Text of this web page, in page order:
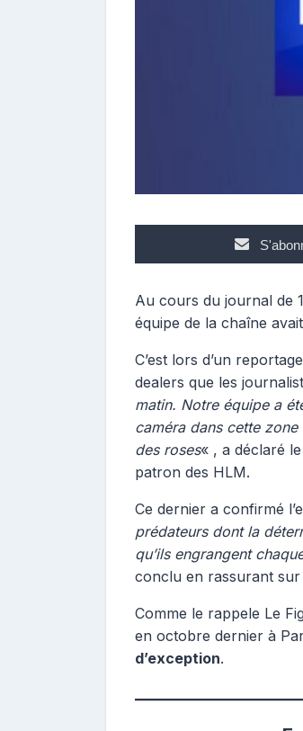
Au cours du journal de
équipe de la chaîne
C’est lors d’un
dealers que les
matin. Notre équipe a
caméra dans cette
des roses« , a déclaré
patron des HLM.
Ce dernier a confirmé
prédateurs dont la
qu’ils engrangent
conclu en rassurant sur
Comme le rappele Le
en octobre dernier à
d’exception.